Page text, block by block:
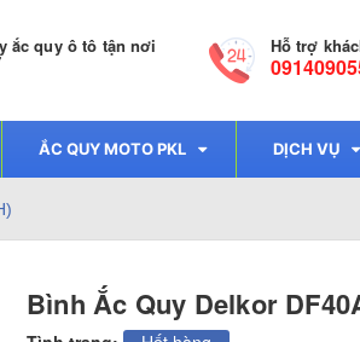
ắc quy ô tô tận nơi Hỗ trợ
ẮC QUY MOTO PKL DỊCH VỤ
Bình Ắc Quy Delkor